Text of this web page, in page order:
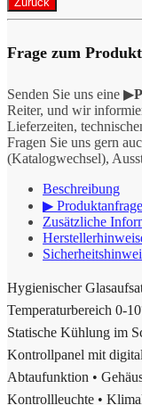
Frage zum
Senden Sie uns eine ▶
Reiter, und wir
Lieferzeiten,
Fragen Sie uns gern
(Katalogwechsel),
Beschreibung
▶ Produktanfrage
Zusätzliche
Hygienischer
Temperaturbereich 0-
Statische Kühlung im
Kontrollpanel mit
Abtaufunktion •
Kontrollleuchte •